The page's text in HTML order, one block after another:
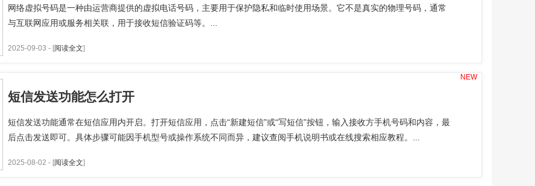
网络虚拟号码是一种由运营商提供的虚拟电话号码，主要用于保护隐私和临时使用场景。它不是真实的物理号码，通常
与互联网应用或服务相关联，用于接收短信验证码等。...
2025-09-03 - [阅读全文]
短信发送功能怎么打开
短信发送功能通常在短信应用内开启。打开短信应用，点击“新建短信”或“写短信”按钮，输入接收方手机号码和内容，最
后点击发送即可。具体步骤可能因手机型号或操作系统不同而异，建议查阅手机说明书或在线搜索相应教程。...
2025-08-02 - [阅读全文]
NEW